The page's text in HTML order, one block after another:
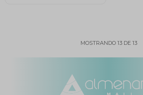
MOSTRANDO 13DE 13